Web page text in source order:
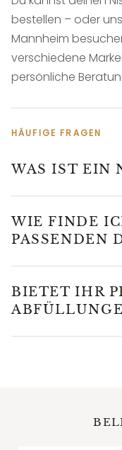
bestellen – oder
Mannheim
verschiedene
persönliche
HÄUFIGE FRAGEN
WAS IST EIN
WIE FINDE
PASSENDEN
BIETET IHR